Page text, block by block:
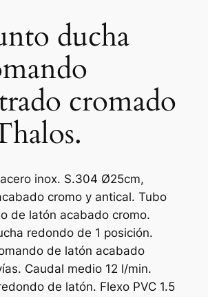
ducha
cromado
inox. S.304 Ø25cm,
cromo y antical. Tubo
de latón acabado cromo.
redondo de 1 posición.
de latón acabado
Caudal medio 12 l/min.
de latón. Flexo PVC 1.5